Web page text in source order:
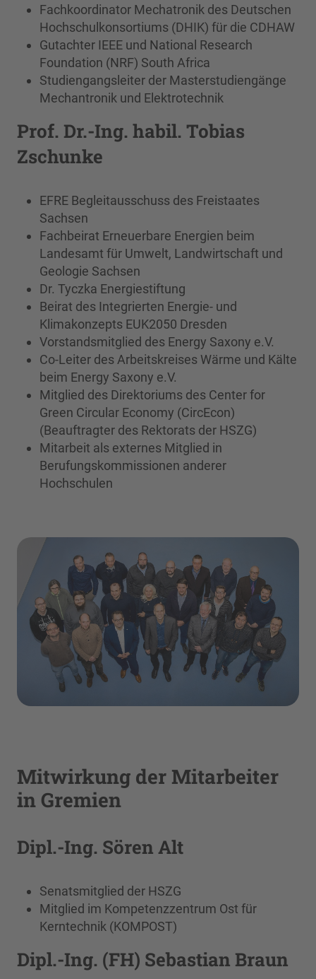
Fachkoordinator Mechatronik des Deutschen
Hochschulkonsortiums (DHIK) für die CDHAW
Gutachter IEEE und National Research
Foundation (NRF) South Africa
Studiengangsleiter der Masterstudiengänge
Mechantronik und Elektrotechnik
Prof. Dr.-Ing. habil. Tobias
Zschunke
EFRE Begleitausschuss des Freistaates
Sachsen
Fachbeirat Erneuerbare Energien beim
Landesamt für Umwelt, Landwirtschaft und
Geologie Sachsen
Dr. Tyczka Energiestiftung
Beirat des Integrierten Energie- und
Klimakonzepts EUK2050 Dresden
Vorstandsmitglied des Energy Saxony e.V.
Co-Leiter des Arbeitskreises Wärme und Kälte
beim Energy Saxony e.V.
Mitglied des Direktoriums des Center for
Green Circular Economy (CircEcon)
(Beauftragter des Rektorats der HSZG)
Mitarbeit als externes Mitglied in
Berufungskommissionen anderer
Hochschulen
Mitwirkung der Mitarbeiter
in Gremien
Dipl.-Ing. Sören Alt
Senatsmitglied der HSZG
Mitglied im Kompetenzzentrum Ost für
Kerntechnik (KOMPOST)
Dipl.-Ing. (FH) Sebastian Braun